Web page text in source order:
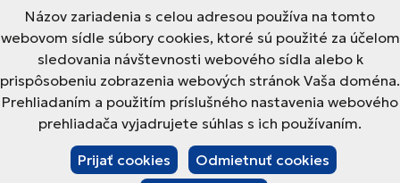
Názov zariadenia s celou adresou používa na tomto
webovom sídle súbory cookies, ktoré sú použité za účelom
sledovania návštevnosti webového sídla alebo k
prispôsobeniu zobrazenia webových stránok Vaša doména.
Prehliadaním a použitím príslušného nastavenia webového
prehliadača vyjadrujete súhlas s ich používaním.
Prijať cookies
Odmietnuť cookies